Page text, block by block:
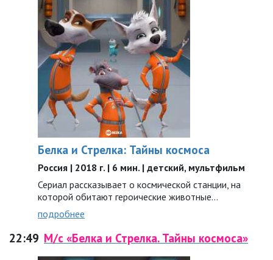
Белка и Стрелка: Тайны космоса
Россия | 2018 г. | 6 мин. | детский, мультфильм
Сериал рассказывает о космической станции, на
которой обитают героические животные…
подробнее
22:49 М/с «Белка и Стрелка. Тайны космоса»